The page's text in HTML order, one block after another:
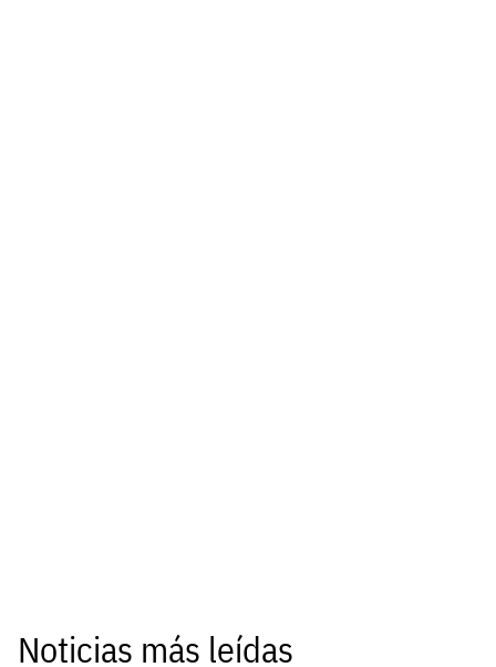
Noticias más leídas